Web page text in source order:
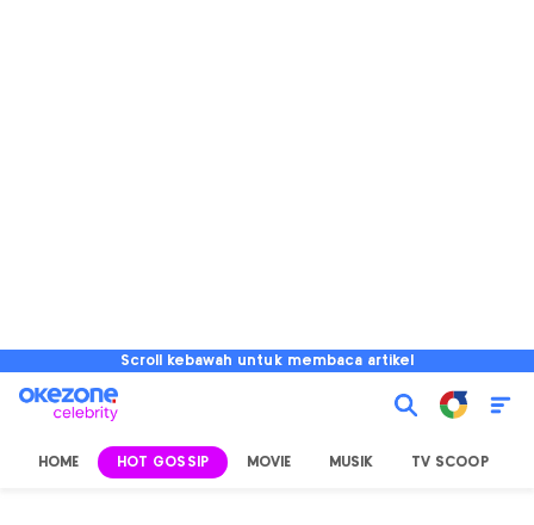
Scroll kebawah untuk membaca artikel
HOME HOT GOSSIP MOVIE MUSIK TV SCOOP